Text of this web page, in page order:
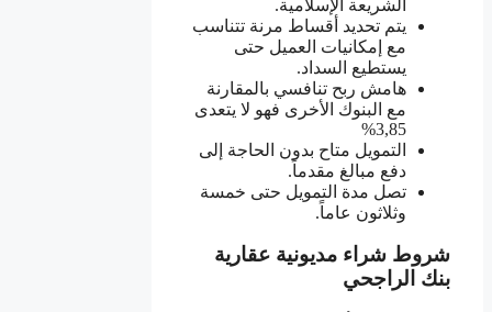
الشريعة الإسلامية.
يتم تحديد أقساط مرنة تتناسب
مع إمكانيات العميل حتى
يستطيع السداد.
هامش ربح تنافسي بالمقارنة
مع البنوك الأخرى فهو لا يتعدى
3,85%
التمويل متاح بدون الحاجة إلى
دفع مبالغ مقدماً.
تصل مدة التمويل حتى خمسة
وثلاثون عاماً.
شروط شراء مديونية عقارية
بنك الراجحي